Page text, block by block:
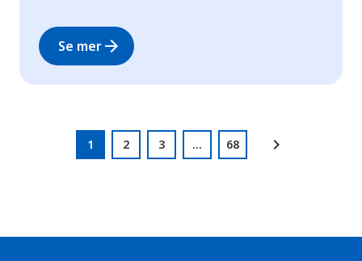
Se merarrow_forward
side
1 side
2 side
3 side
... side
68 side
chevron_right